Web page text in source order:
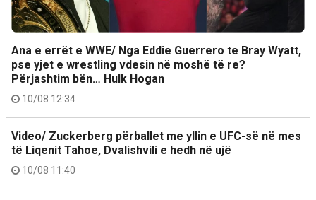
Ana e errët e WWE/ Nga Eddie Guerrero te Bray Wyatt,
pse yjet e wrestling vdesin në moshë të re?
Përjashtim bën… Hulk Hogan
10/08 12:34
Video/ Zuckerberg përballet me yllin e UFC-së në mes
të Liqenit Tahoe, Dvalishvili e hedh në ujë
10/08 11:40